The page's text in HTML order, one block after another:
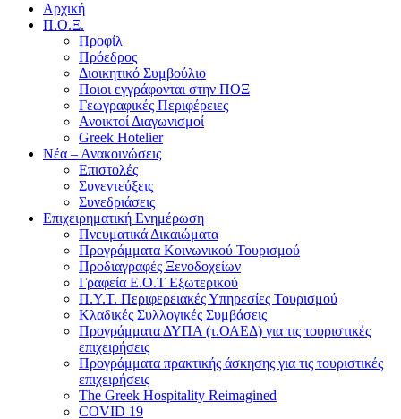
Αρχική
Π.Ο.Ξ.
Προφίλ
Πρόεδρος
Διοικητικό Συμβούλιο
Ποιοι εγγράφονται στην ΠΟΞ
Γεωγραφικές Περιφέρειες
Ανοικτοί Διαγωνισμoί
Greek Hotelier
Νέα – Ανακοινώσεις
Επιστολές
Συνεντεύξεις
Συνεδριάσεις
Επιχειρηματική Ενημέρωση
Πνευματικά Δικαιώματα
Προγράμματα Κοινωνικού Τουρισμού
Προδιαγραφές Ξενοδοχείων
Γραφεία Ε.Ο.Τ Εξωτερικού
Π.Υ.Τ. Περιφερειακές Υπηρεσίες Τουρισμού
Κλαδικές Συλλογικές Συμβάσεις
Προγράμματα ΔΥΠΑ (τ.ΟΑΕΔ) για τις τουριστικές
επιχειρήσεις
Προγράμματα πρακτικής άσκησης για τις τουριστικές
επιχειρήσεις
The Greek Hospitality Reimagined
COVID 19